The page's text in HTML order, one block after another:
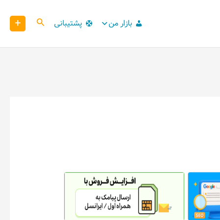
بازار من پشتیبانی کاوش +